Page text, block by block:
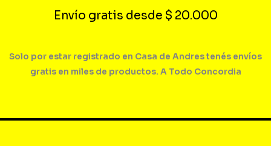
Envío gratis desde $ 20.000
Solo por estar registrado en Casa de Andres tenés envíos
gratis en miles de productos. A Todo Concordia